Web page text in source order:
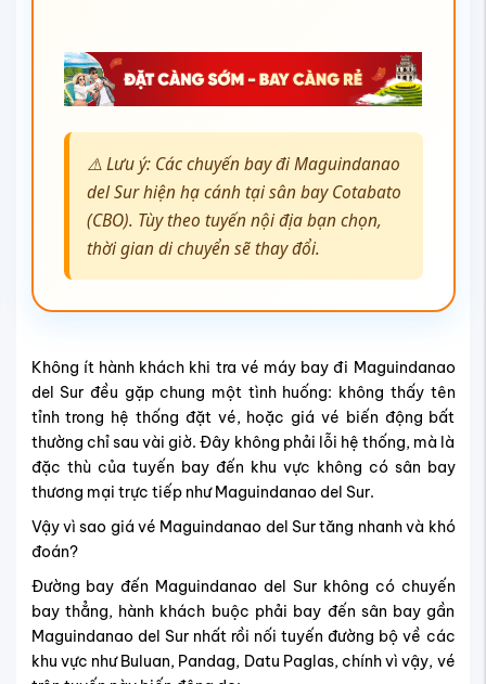
⚠️ Lưu ý: Các chuyến bay đi Maguindanao
del Sur hiện hạ cánh tại sân bay Cotabato
(CBO). Tùy theo tuyến nội địa bạn chọn,
thời gian di chuyển sẽ thay đổi.
Không ít hành khách khi tra vé máy bay đi Maguindanao
del Sur đều gặp chung một tình huống: không thấy tên
tỉnh trong hệ thống đặt vé, hoặc giá vé biến động bất
thường chỉ sau vài giờ. Đây không phải lỗi hệ thống, mà là
đặc thù của tuyến bay đến khu vực không có sân bay
thương mại trực tiếp như Maguindanao del Sur.
Vậy vì sao giá vé Maguindanao del Sur tăng nhanh và khó
đoán?
Đường bay đến Maguindanao del Sur không có chuyến
bay thẳng, hành khách buộc phải bay đến sân bay gần
Maguindanao del Sur nhất rồi nối tuyến đường bộ về các
khu vực như Buluan, Pandag, Datu Paglas, chính vì vậy, vé